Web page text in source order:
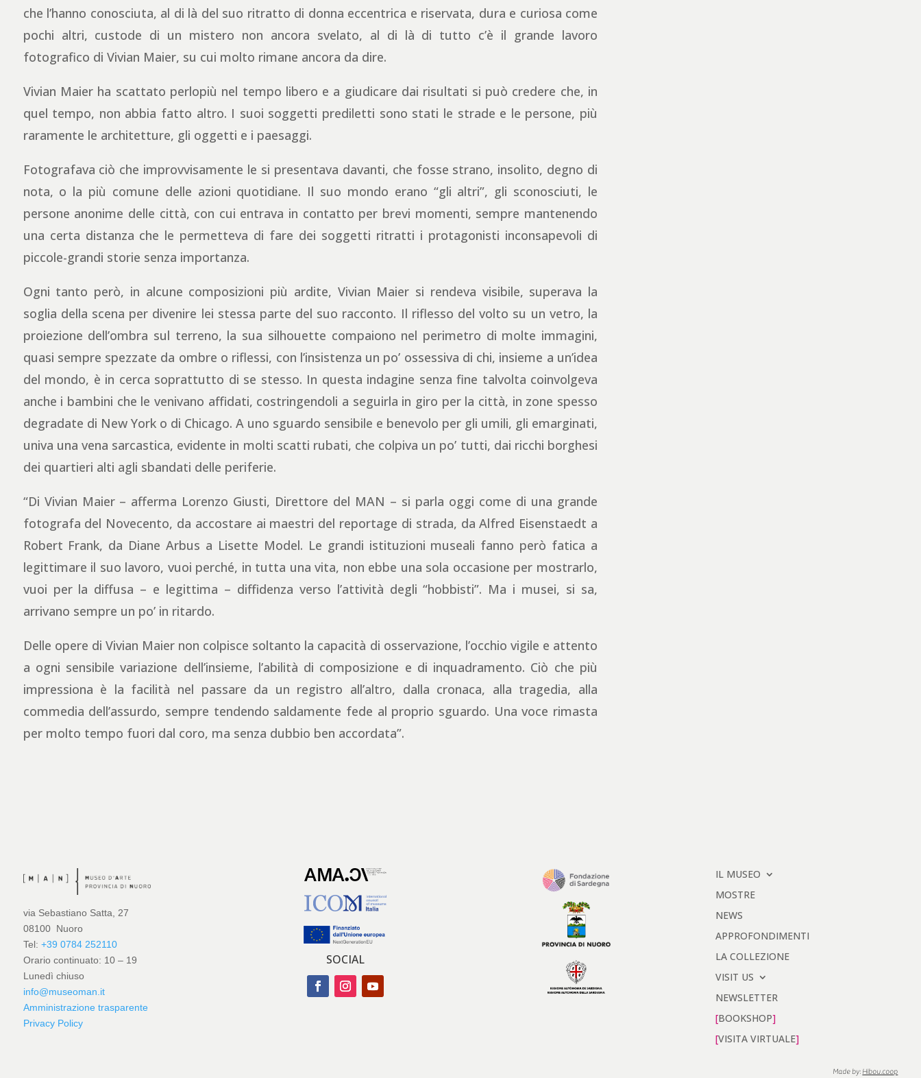
che l’hanno conosciuta, al di là del suo ritratto di donna eccentrica e riservata, dura e curiosa come
pochi altri, custode di un mistero non ancora svelato, al di là di tutto c’è il grande lavoro
fotografico di Vivian Maier, su cui molto rimane ancora da dire.
Vivian Maier ha scattato perlopiù nel tempo libero e a giudicare dai risultati si può credere che, in
quel tempo, non abbia fatto altro. I suoi soggetti prediletti sono stati le strade e le persone, più
raramente le architetture, gli oggetti e i paesaggi.
Fotografava ciò che improvvisamente le si presentava davanti, che fosse strano, insolito, degno di
nota, o la più comune delle azioni quotidiane. Il suo mondo erano “gli altri”, gli sconosciuti, le
persone anonime delle città, con cui entrava in contatto per brevi momenti, sempre mantenendo
una certa distanza che le permetteva di fare dei soggetti ritratti i protagonisti inconsapevoli di
piccole-grandi storie senza importanza.
Ogni tanto però, in alcune composizioni più ardite, Vivian Maier si rendeva visibile, superava la
soglia della scena per divenire lei stessa parte del suo racconto. Il riflesso del volto su un vetro, la
proiezione dell’ombra sul terreno, la sua silhouette compaiono nel perimetro di molte immagini,
quasi sempre spezzate da ombre o riflessi, con l’insistenza un po’ ossessiva di chi, insieme a un’idea
del mondo, è in cerca soprattutto di se stesso. In questa indagine senza fine talvolta coinvolgeva
anche i bambini che le venivano affidati, costringendoli a seguirla in giro per la città, in zone spesso
degradate di New York o di Chicago. A uno sguardo sensibile e benevolo per gli umili, gli emarginati,
univa una vena sarcastica, evidente in molti scatti rubati, che colpiva un po’ tutti, dai ricchi borghesi
dei quartieri alti agli sbandati delle periferie.
“Di Vivian Maier – afferma Lorenzo Giusti, Direttore del MAN – si parla oggi come di una grande
fotografa del Novecento, da accostare ai maestri del reportage di strada, da Alfred Eisenstaedt a
Robert Frank, da Diane Arbus a Lisette Model. Le grandi istituzioni museali fanno però fatica a
legittimare il suo lavoro, vuoi perché, in tutta una vita, non ebbe una sola occasione per mostrarlo,
vuoi per la diffusa – e legittima – diffidenza verso l’attività degli “hobbisti”. Ma i musei, si sa,
arrivano sempre un po’ in ritardo.
Delle opere di Vivian Maier non colpisce soltanto la capacità di osservazione, l’occhio vigile e attento
a ogni sensibile variazione dell’insieme, l’abilità di composizione e di inquadramento. Ciò che più
impressiona è la facilità nel passare da un registro all’altro, dalla cronaca, alla tragedia, alla
commedia dell’assurdo, sempre tendendo saldamente fede al proprio sguardo. Una voce rimasta
per molto tempo fuori dal coro, ma senza dubbio ben accordata”.
via Sebastiano Satta, 27
08100 Nuoro
Tel: +39 0784 252110
Orario continuato: 10 – 19
Lunedì chiuso
info@museoman.it
Amministrazione trasparente
Privacy Policy
SOCIAL
IL MUSEO
MOSTRE
NEWS
APPROFONDIMENTI
LA COLLEZIONE
VISIT US
NEWSLETTER
BOOKSHOP
VISITA VIRTUALE
Made by: Hibou.coop